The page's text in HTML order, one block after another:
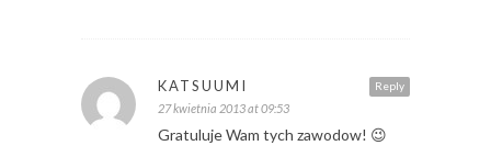
Reply
KATSUUMI
27 kwietnia 2013 at 09:53
Gratuluje Wam tych zawodow! 😉